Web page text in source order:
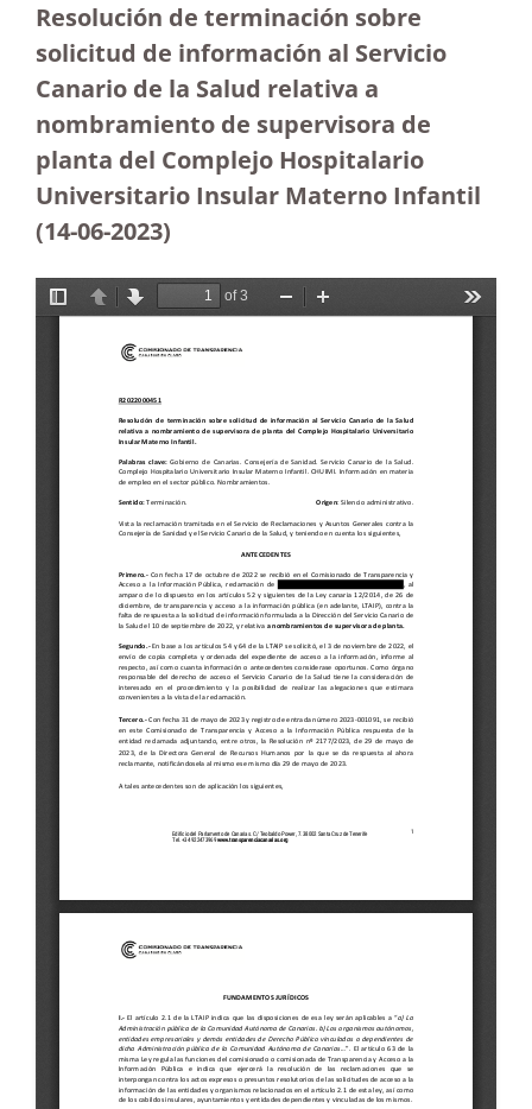
Resolución de terminación sobre
solicitud de información al Servicio
Canario de la Salud relativa a
nombramiento de supervisora de
planta del Complejo Hospitalario
Universitario Insular Materno Infantil
(14-06-2023)